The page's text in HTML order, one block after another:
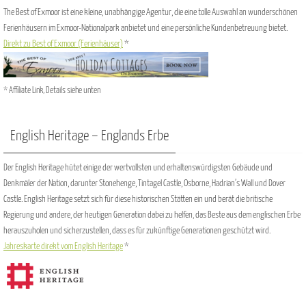
The Best of Exmoor ist eine kleine, unabhängige Agentur, die eine tolle Auswahl an wunderschönen
Ferienhäusern im Exmoor-Nationalpark anbietet und eine persönliche Kundenbetreuung bietet.
Direkt zu Best of Exmoor (Ferienhäuser)*
* Affiliate Link, Details siehe unten
English Heritage – Englands Erbe
Der English Heritage hütet einige der wertvollsten und erhaltenswürdigsten Gebäude und
Denkmäler der Nation, darunter Stonehenge, Tintagel Castle, Osborne, Hadrian’s Wall und Dover
Castle. English Heritage setzt sich für diese historischen Stätten ein und berät die britische
Regierung und andere, der heutigen Generation dabei zu helfen, das Beste aus dem englischen Erbe
herauszuholen und sicherzustellen, dass es für zukünftige Generationen geschützt wird.
Jahreskarte direkt vom English Heritage*